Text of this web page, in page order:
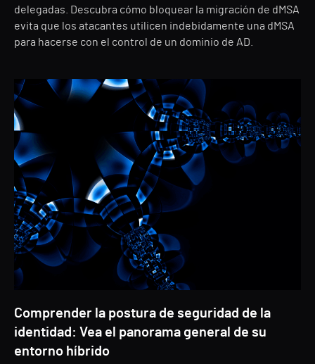
delegadas. Descubra cómo bloquear la migración de dMSA
evita que los atacantes utilicen indebidamente una dMSA
para hacerse con el control de un dominio de AD.
Comprender la postura de seguridad de la
identidad: Vea el panorama general de su
entorno híbrido